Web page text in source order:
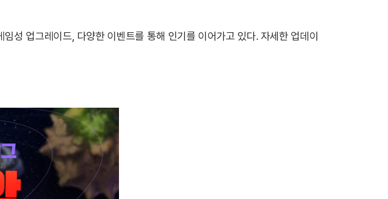
성 업그레이드, 다양한 이벤트를 통해 인기를 이어가고 있다. 자세한 업데이